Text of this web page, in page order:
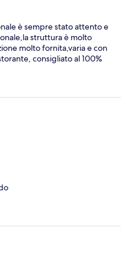
è sempre stato attento e
struttura è molto
molto fornita,varia e con
consigliato al 100%